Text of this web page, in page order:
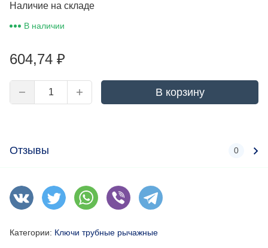
Наличие на складе
В наличии
604,74 ₽
В корзину
Отзывы 0
Категории: Ключи трубные рычажные